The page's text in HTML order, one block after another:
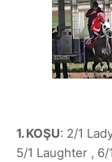
1. KOŞU: 2/1
5/1 Laughter ,